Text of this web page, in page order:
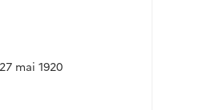
mai 1920